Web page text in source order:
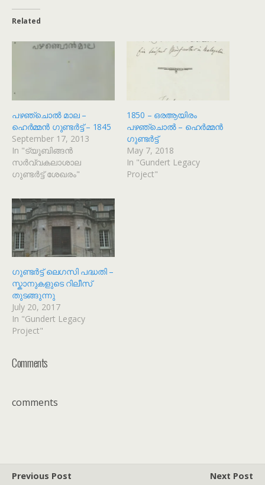
Related
പഴഞ്ചൊൽ മാല –
ഹെർമ്മൻ ഗുണ്ടർട്ട് – 1845
September 17, 2013
In "ട്യൂബിങ്ങൻ
സർവ്വകലാശാല
ഗുണ്ടർട്ട് ശേഖരം"
1850 – ഒരആയിരം
പഴഞ്ചൊൽ – ഹെർമ്മൻ
ഗുണ്ടർട്ട്
May 7, 2018
In "Gundert Legacy
Project"
ഗുണ്ടർട്ട് ലെഗസി പദ്ധതി –
സ്കാനുകളുടെ റിലീസ്
തുടങ്ങുന്നു
July 20, 2017
In "Gundert Legacy
Project"
Comments
comments
Previous Post
Next Post